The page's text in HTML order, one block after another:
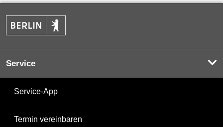
Service
Service-App
Termin vereinbaren